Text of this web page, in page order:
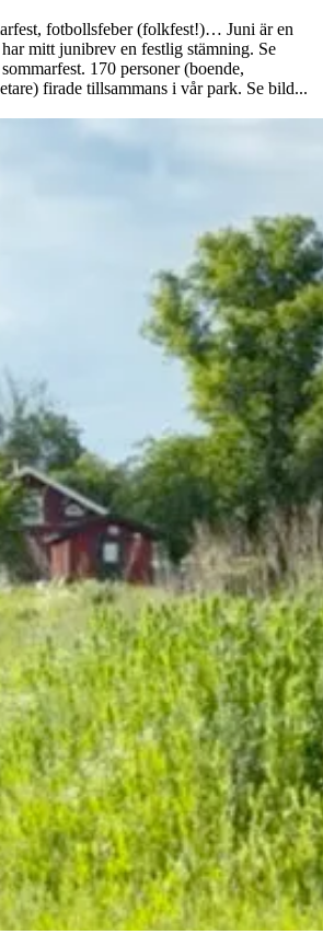
fotbollsfeber (folkfest!)… Juni är en
mitt junibrev en festlig stämning. Se
170 personer (boende,
firade tillsammans i vår park. Se bild...